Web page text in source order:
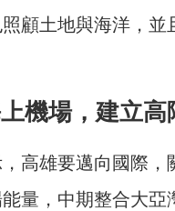
顧土地與海洋，
機場，建立
高雄要邁向國際
量，中期整合大